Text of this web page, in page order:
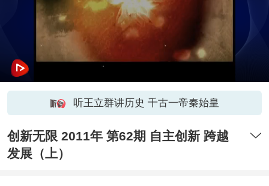
听王立群讲历史 千古一帝秦始皇
创新无限 2011年 第62期 自主创新 跨越
发展（上）